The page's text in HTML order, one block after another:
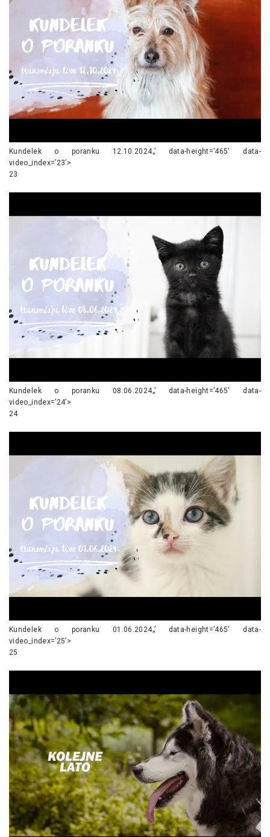
Kundelek o poranku 12.10.2024„’ data-height=’465′ data-
video_index=’23’>
23
Kundelek o poranku 08.06.2024„’ data-height=’465′ data-
video_index=’24’>
24
Kundelek o poranku 01.06.2024„’ data-height=’465′ data-
video_index=’25’>
25